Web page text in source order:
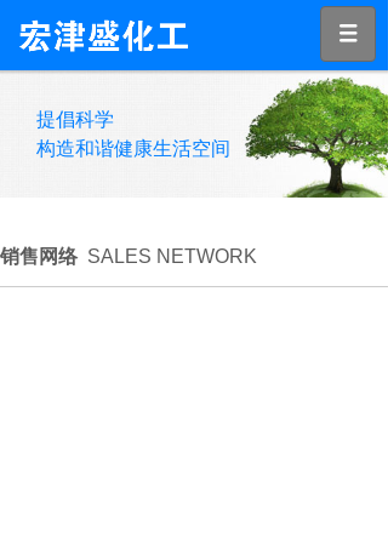
提倡科学
构造和谐健康生活空间
销售网络SALES NETWORK